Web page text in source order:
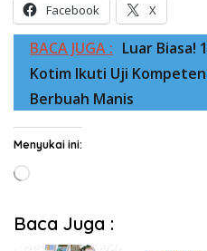
Facebook X
BACA JUGA : Luar Biasa!
Kotim Ikuti Uji
Berbuah Manis
Menyukai ini:
Memuat...
Baca Juga :